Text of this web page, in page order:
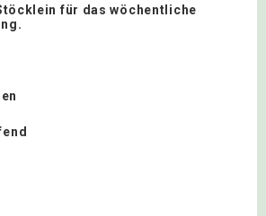
für das wöchentliche